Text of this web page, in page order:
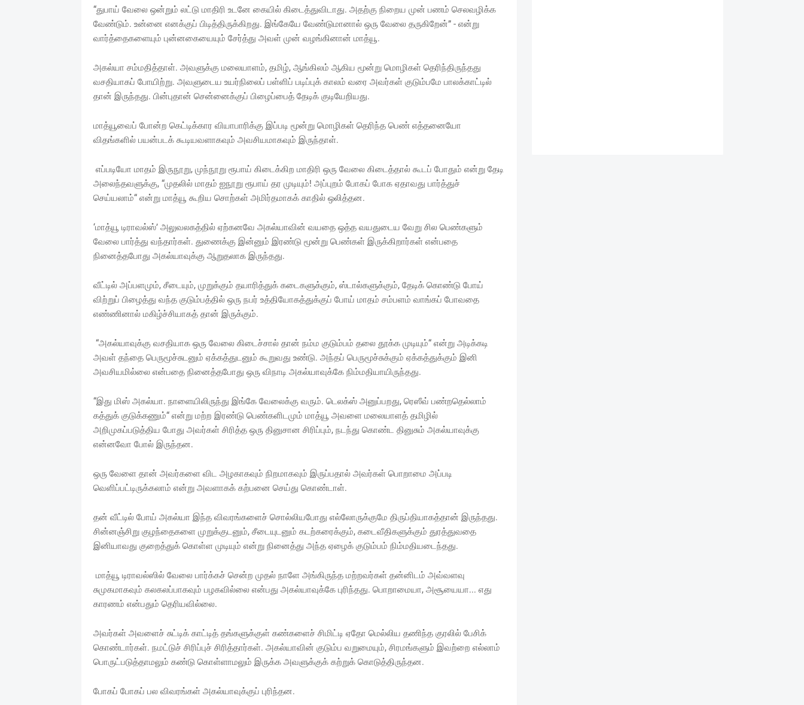
“துபாய் வேலை ஒன்றும் லட்டு மாதிரி உடனே கையில் கிடைத்துவிடாது. அதற்கு நிறைய முன் பணம் செலவழிக்க
வேண்டும். உன்னை எனக்குப் பிடித்திருக்கிறது. இங்கேயே வேண்டுமானால் ஒரு வேலை தருகிறேன்” - என்று
வார்த்தைகளையும் புன்னகையையும் சேர்த்து அவள் முன் வழங்கினான் மாத்யூ.
அகல்யா சம்மதித்தாள். அவளுக்கு மலையாளம், தமிழ், ஆங்கிலம் ஆகிய மூன்று மொழிகள் தெரிந்திருந்தது
வசதியாகப் போயிற்று. அவளுடைய உயர்நிலைப் பள்ளிப் படிப்புக் காலம் வரை அவர்கள் குடும்பமே பாலக்காட்டில்
தான் இருந்தது. பின்புதான் சென்னைக்குப் பிழைப்பைத் தேடிக் குடியேறியது.
மாத்யூவைப் போன்ற கெட்டிக்கார வியாபாரிக்கு இப்படி மூன்று மொழிகள் தெரிந்த பெண் எத்தனையோ
விதங்களில் பயன்படக் கூடியவளாகவும் அவசியமாகவும் இருந்தாள்.
எப்படியோ மாதம் இருநூறு, முந்நூறு ரூபாய் கிடைக்கிற மாதிரி ஒரு வேலை கிடைத்தால் கூடப் போதும் என்று தேடி
அலைந்தவளுக்கு, “முதலில் மாதம் ஐநூறு ரூபாய் தர முடியும்! அப்புறம் போகப் போக ஏதாவது பார்த்துச்
செய்யலாம்“ என்று மாத்யூ கூறிய சொற்கள் அமிர்தமாகக் காதில் ஒலித்தன.
‘மாத்யூ டிராவல்ஸ்’ அலுவலகத்தில் ஏற்கனவே அகல்யாவின் வயதை ஒத்த வயதுடைய வேறு சில பெண்களும்
வேலை பார்த்து வந்தார்கள். துணைக்கு இன்னும் இரண்டு மூன்று பெண்கள் இருக்கிறார்கள் என்பதை
நினைத்தபோது அகல்யாவுக்கு ஆறுதலாக இருந்தது.
வீட்டில் அப்பளமும், சீடையும், முறுக்கும் தயாரித்துக் கடைகளுக்கும், ஸ்டால்களுக்கும், தேடிக் கொண்டு போய்
விற்றுப் பிழைத்து வந்த குடும்பத்தில் ஒரு நபர் உத்தியோகத்துக்குப் போய் மாதம் சம்பளம் வாங்கப் போவதை
எண்ணினால் மகிழ்ச்சியாகத் தான் இருக்கும்.
“அகல்யாவுக்கு வசதியாக ஒரு வேலை கிடைச்சால் தான் நம்ம குடும்பம் தலை தூக்க முடியும்“ என்று அடிக்கடி
அவள் தந்தை பெருமூச்சுடனும் ஏக்கத்துடனும் கூறுவது உண்டு. அந்தப் பெருமூச்சுக்கும் ஏக்கத்துக்கும் இனி
அவசியமில்லை என்பதை நினைத்தபோது ஒரு விநாடி அகல்யாவுக்கே நிம்மதியாயிருந்தது.
“இது மிஸ் அகல்யா. நாளையிலிருந்து இங்கே வேலைக்கு வரும். டெலக்ஸ் அனுப்பறது, ரெஸீவ் பண்றதெல்லாம்
கத்துக் குடுக்கணும்“ என்று மற்ற இரண்டு பெண்களிடமும் மாத்யூ அவளை மலையாளத் தமிழில்
அறிமுகப்படுத்திய போது அவர்கள் சிரித்த ஒரு தினுசான சிரிப்பும், நடந்து கொண்ட தினுசும் அகல்யாவுக்கு
என்னவோ போல் இருந்தன.
ஒரு வேளை தான் அவர்களை விட அழகாகவும் நிறமாகவும் இருப்பதால் அவர்கள் பொறாமை அப்படி
வெளிப்பட்டிருக்கலாம் என்று அவளாகக் கற்பனை செய்து கொண்டாள்.
தன் வீட்டில் போய் அகல்யா இந்த விவரங்களைச் சொல்லியபோது எல்லோருக்குமே திருப்தியாகத்தான் இருந்தது.
சின்னஞ்சிறு குழந்தைகளை முறுக்குடனும், சீடையுடனும் கடற்கரைக்கும், கடைவீதிகளுக்கும் துரத்துவதை
இனியாவது குறைத்துக் கொள்ள முடியும் என்று நினைத்து அந்த ஏழைக் குடும்பம் நிம்மதியடைந்தது.
மாத்யூ டிராவல்ஸில் வேலை பார்க்கச் சென்ற முதல் நாளே அங்கிருந்த மற்றவர்கள் தன்னிடம் அவ்வளவு
சுமுகமாகவும் கலகலப்பாகவும் பழகவில்லை என்பது அகல்யாவுக்கே புரிந்தது. பொறாமையா, அசூயையா... எது
காரணம் என்பதும் தெரியவில்லை.
அவர்கள் அவளைச் சுட்டிக் காட்டித் தங்களுக்குள் கண்களைச் சிமிட்டி ஏதோ மெல்லிய தணிந்த குரலில் பேசிக்
கொண்டார்கள். நமட்டுச் சிரிப்புச் சிரித்தார்கள். அகல்யாவின் குடும்ப வறுமையும், சிரமங்களும் இவற்றை எல்லாம்
பொருட்படுத்தாமலும் கண்டு கொள்ளாமலும் இருக்க அவளுக்குக் கற்றுக் கொடுத்திருந்தன.
போகப் போகப் பல விவரங்கள் அகல்யாவுக்குப் புரிந்தன.